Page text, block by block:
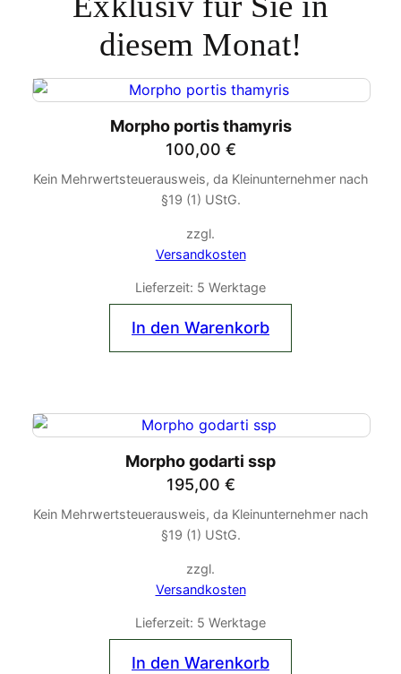
diesem Monat!
Morpho portis thamyris
100,00 €
Kein Mehrwertsteuerausweis, da Kleinunternehmer nach
§19 (1) UStG.
zzgl.
Versandkosten
Lieferzeit: 5 Werktage
In den Warenkorb
Morpho godarti ssp
195,00 €
Kein Mehrwertsteuerausweis, da Kleinunternehmer nach
§19 (1) UStG.
zzgl.
Versandkosten
Lieferzeit: 5 Werktage
In den Warenkorb